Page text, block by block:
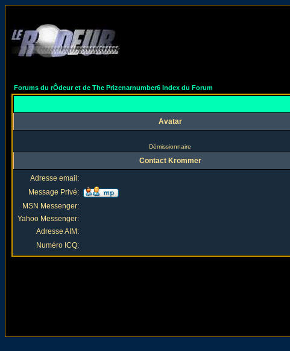
Forums du rÔdeur et de The Prizenarnumber6 Index du Forum
Avatar
Démissionnaire
Contact Krommer
Adresse email:
Message Privé:
MSN Messenger:
Yahoo Messenger:
Adresse AIM:
Numéro ICQ: